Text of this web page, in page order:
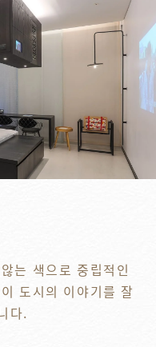
는 색으로 중립적인
도시의 이야기를 잘
다.